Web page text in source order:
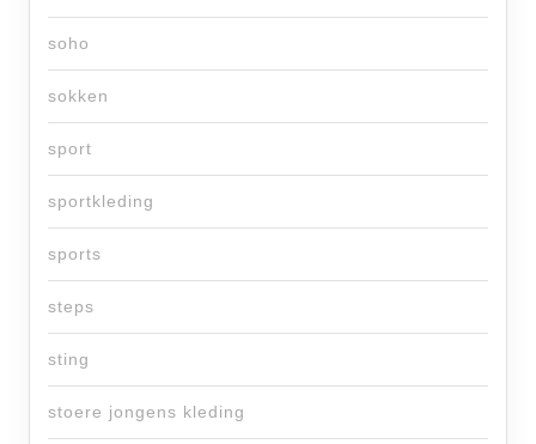
soho
sokken
sport
sportkleding
sports
steps
sting
stoere jongens kleding